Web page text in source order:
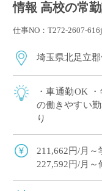
情報 高校の常
仕事NO：T272-2607-
埼玉県北足立
・車通勤OK
の働きやすい
り
211,662円/月
227,592円/月